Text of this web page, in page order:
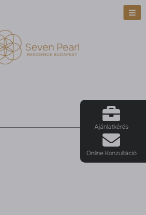
Ajánlatkérés
Online Konzultáció